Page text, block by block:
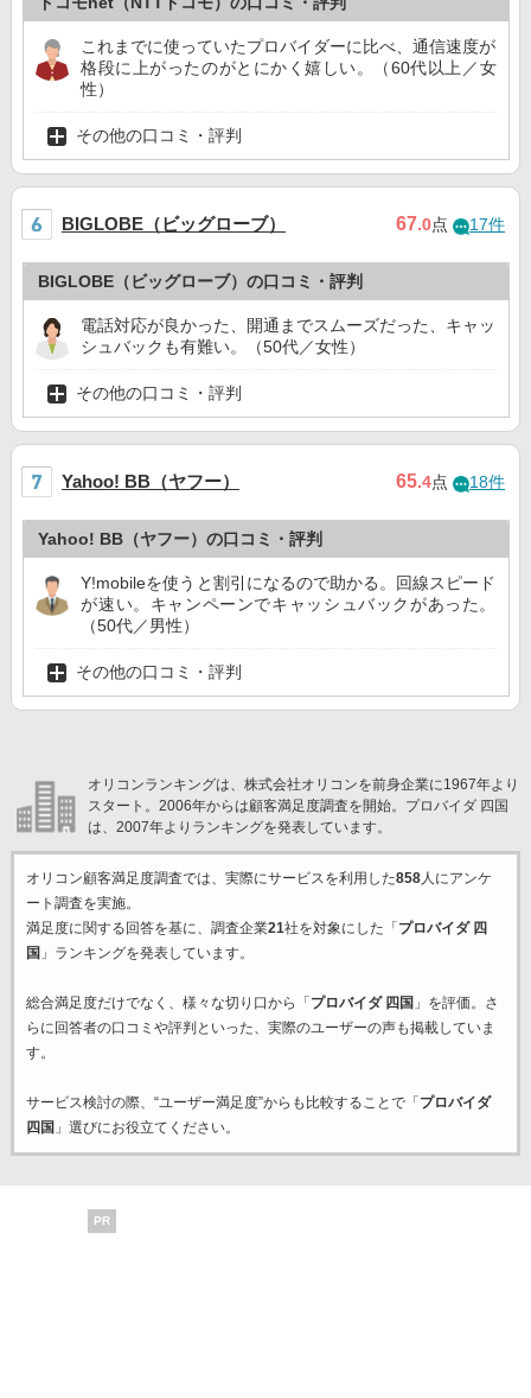
これまでに使っていたプロバイダーに比べ、通信速度が
格段に上がったのがとにかく嬉しい。（60代以上／女
性）
その他の口コミ・評判
BIGLOBE（ビッグローブ） 67.0点 17件
BIGLOBE（ビッグローブ）の口コミ・評判
電話対応が良かった、開通までスムーズだった、キャッ
シュバックも有難い。（50代／女性）
その他の口コミ・評判
Yahoo! BB（ヤフー） 65.4点 18件
Yahoo! BB（ヤフー）の口コミ・評判
Y!mobileを使うと割引になるので助かる。回線スピード
が速い。キャンペーンでキャッシュバックがあった。
（50代／男性）
その他の口コミ・評判
オリコンランキングは、株式会社オリコンを前身企業に1967年より
スタート。2006年からは顧客満足度調査を開始。プロバイダ 四国
は、2007年よりランキングを発表しています。
オリコン顧客満足度調査では、実際にサービスを利用した858人にアンケ
ート調査を実施。
満足度に関する回答を基に、調査企業21社を対象にした「 プロバイダ 四
国 」ランキングを発表しています。
総合満足度だけでなく、様々な切り口から「 プロバイダ 四国 」を評価。さ
らに回答者の口コミや評判といった、実際のユーザーの声も掲載していま
す。
サービス検討の際、“ユーザー満足度”からも比較することで「 プロバイダ
四国 」選びにお役立てください。
PR